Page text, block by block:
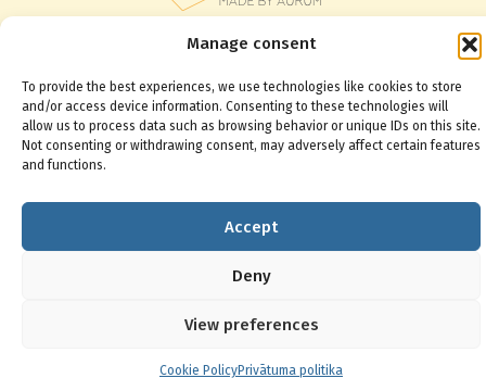
Manage consent
To provide the best experiences, we use technologies like cookies to store
and/or access device information. Consenting to these technologies will
allow us to process data such as browsing behavior or unique IDs on this site.
Not consenting or withdrawing consent, may adversely affect certain features
and functions.
Accept
Deny
View preferences
Cookie PolicyPrivātuma politika